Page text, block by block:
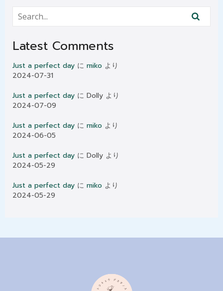
Latest Comments
Just a perfect day に miko より
2024-07-31
Just a perfect day に Dolly より
2024-07-09
Just a perfect day に miko より
2024-06-05
Just a perfect day に Dolly より
2024-05-29
Just a perfect day に miko より
2024-05-29